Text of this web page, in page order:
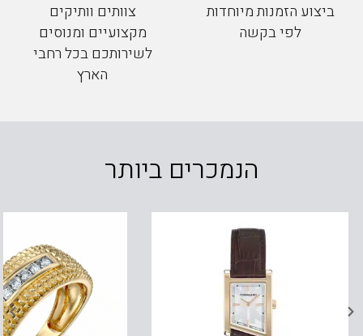
ביצוע הזמנות מיוחדות
לפי בקשה
צוותים וותיקים
מקצועיים ומנוסים
לשירותכם בכל רחבי
הארץ
הנמכרים ביותר